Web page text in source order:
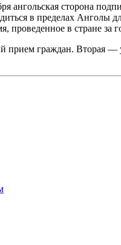
сторона
в пределах Анголы
в стране за
граждан. Вторая —